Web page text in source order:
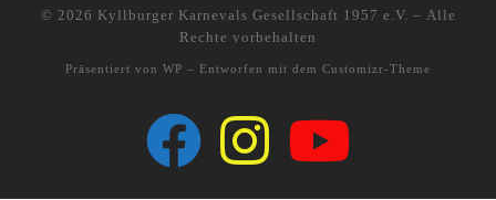
© 2026 Kyllburger Karnevals Gesellschaft 1957 e.V. – Alle
Rechte vorbehalten
Präsentiert von WP – Entworfen mit dem Customizr-Theme